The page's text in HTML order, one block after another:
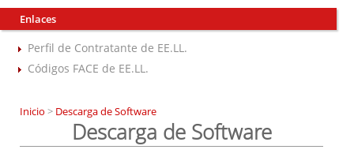
Enlaces
Perfil de Contratante de EE.LL.
Códigos FACE de EE.LL.
Inicio > Descarga de Software
Descarga de Software